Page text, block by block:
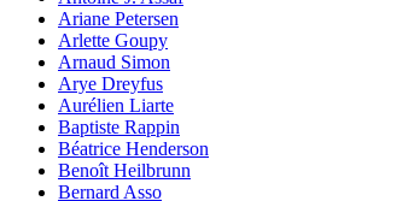
Ariane Petersen
Arlette Goupy
Arnaud Simon
Arye Dreyfus
Aurélien Liarte
Baptiste Rappin
Béatrice Henderson
Benoît Heilbrunn
Bernard Asso